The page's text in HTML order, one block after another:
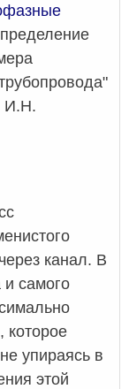
И.Н.
канал. В
и самого
которое
упираясь в
этой